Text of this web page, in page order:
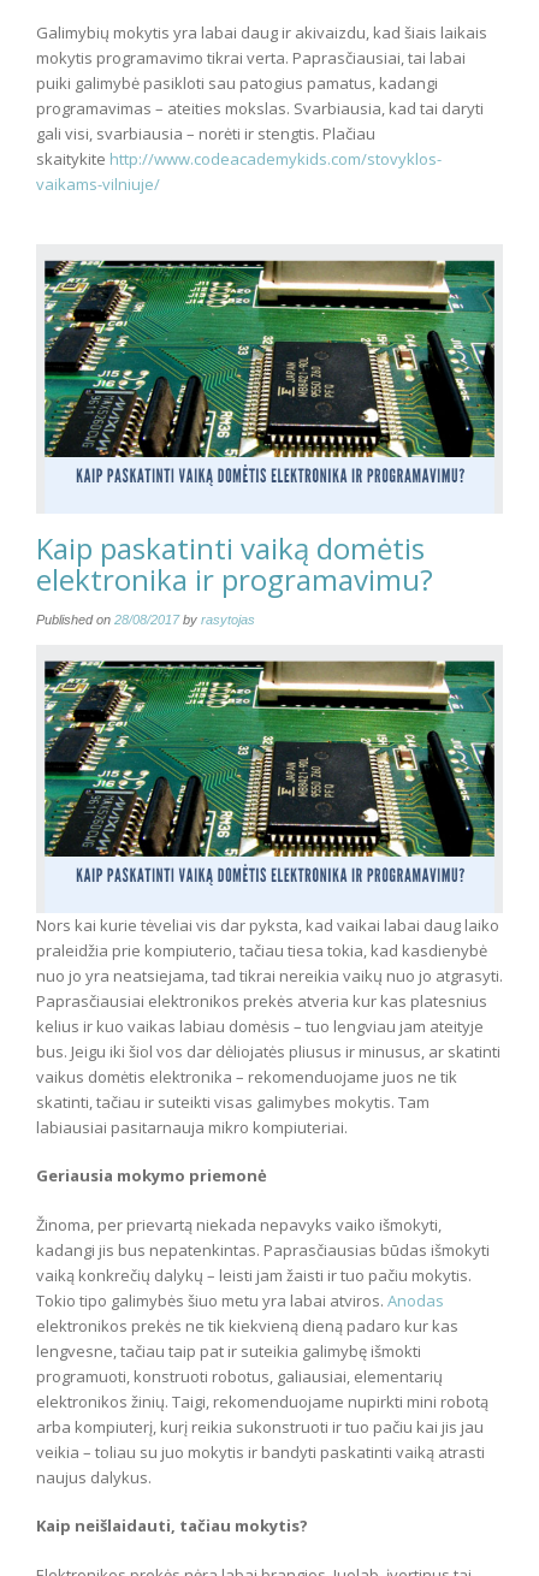
Galimybių mokytis yra labai daug ir akivaizdu, kad šiais laikais
mokytis programavimo tikrai verta. Paprasčiausiai, tai labai
puiki galimybė pasikloti sau patogius pamatus, kadangi
programavimas – ateities mokslas. Svarbiausia, kad tai daryti
gali visi, svarbiausia – norėti ir stengtis. Plačiau
skaitykite http://www.codeacademykids.com/stovyklos-
vaikams-vilniuje/
Kaip paskatinti vaiką domėtis
elektronika ir programavimu?
Published on 28/08/2017by rasytojas
Nors kai kurie tėveliai vis dar pyksta, kad vaikai labai daug laiko
praleidžia prie kompiuterio, tačiau tiesa tokia, kad kasdienybė
nuo jo yra neatsiejama, tad tikrai nereikia vaikų nuo jo atgrasyti.
Paprasčiausiai elektronikos prekės atveria kur kas platesnius
kelius ir kuo vaikas labiau domėsis – tuo lengviau jam ateityje
bus. Jeigu iki šiol vos dar dėliojatės pliusus ir minusus, ar skatinti
vaikus domėtis elektronika – rekomenduojame juos ne tik
skatinti, tačiau ir suteikti visas galimybes mokytis. Tam
labiausiai pasitarnauja mikro kompiuteriai.
Geriausia mokymo priemonė
Žinoma, per prievartą niekada nepavyks vaiko išmokyti,
kadangi jis bus nepatenkintas. Paprasčiausias būdas išmokyti
vaiką konkrečių dalykų – leisti jam žaisti ir tuo pačiu mokytis.
Tokio tipo galimybės šiuo metu yra labai atviros. Anodas
elektronikos prekės ne tik kiekvieną dieną padaro kur kas
lengvesne, tačiau taip pat ir suteikia galimybę išmokti
programuoti, konstruoti robotus, galiausiai, elementarių
elektronikos žinių. Taigi, rekomenduojame nupirkti mini robotą
arba kompiuterį, kurį reikia sukonstruoti ir tuo pačiu kai jis jau
veikia – toliau su juo mokytis ir bandyti paskatinti vaiką atrasti
naujus dalykus.
Kaip neišlaidauti, tačiau mokytis?